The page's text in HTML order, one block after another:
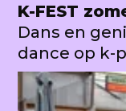
K-FEST
Dans en
dance op k-